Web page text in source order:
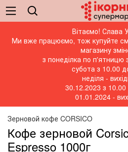
Вітаємо! Слава
Ми вже працюємо, тож купуйте
магазину
з понеділка по п'ятницю
субота з 10.00
неділя -
30.12.2023 з
01.01.2024 -
Зерновой кофе CORSICO
Кофе зерновой
Espresso 1000г